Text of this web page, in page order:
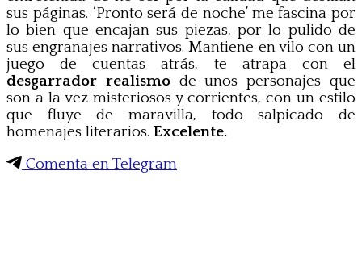
sus páginas. ‘Pronto será de noche’ me fascina por
lo bien que encajan sus piezas, por lo pulido de
sus engranajes narrativos. Mantiene en vilo con un
juego de cuentas atrás, te atrapa con el
desgarrador realismode unos personajes que
son a la vez misteriosos y corrientes, con un estilo
que fluye de maravilla, todo salpicado de
homenajes literarios. Excelente.
Comenta en Telegram